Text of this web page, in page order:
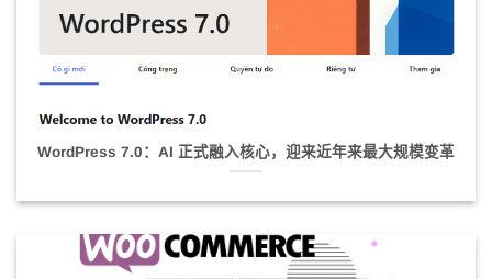
WordPress 7.0：AI 正式融入核心，迎来近年来最大规模变革